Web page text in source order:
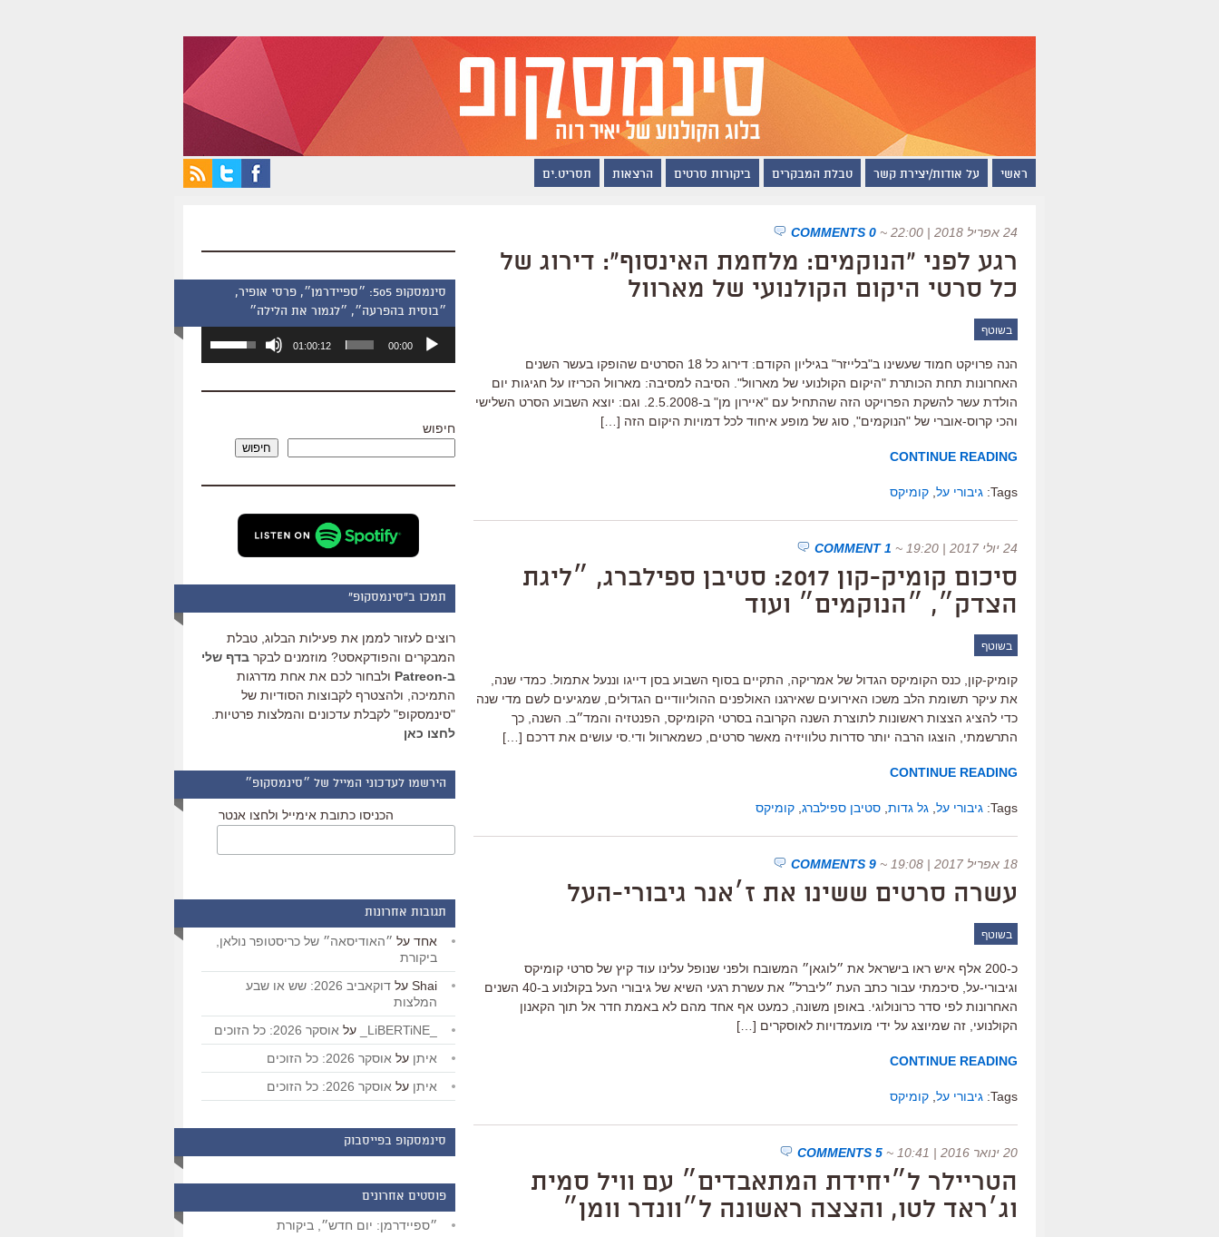
ראשי על אודות/יצירת קשר טבלת המבקרים ביקורות סרטים הרצאות תסריט.ים
24 אפריל 2018 | 22:00 ~
0 COMMENTS
רגע לפני "הנוקמים: מלחמת האינסוף": דירוג של
כל סרטי היקום הקולנועי של מארוול
בשוטף
הנה פרויקט חמוד שעשינו ב"בלייזר" בגיליון הקודם: דירוג כל 18 הסרטים שהופקו בעשר השנים
האחרונות תחת הכותרת "היקום הקולנועי של מארוול". הסיבה למסיבה: מארוול הכריזו על חגיגות יום
הולדת עשר להשקת הפרויקט הזה שהתחיל עם "איירון מן" ב-2.5.2008. וגם: יוצא השבוע הסרט השלישי
והכי קרוס-אוברי של "הנוקמים", סוג של מופע איחוד לכל דמויות היקום הזה […]
CONTINUE READING
Tags: גיבורי על קומיקס
24 יולי 2017 | 19:20 ~
1 COMMENT
סיכום קומיק-קון 2017: סטיבן ספילברג, ״ליגת
הצדק״, ״הנוקמים״ ועוד
בשוטף
קומיק-קון, כנס הקומיקס הגדול של אמריקה, התקיים בסוף השבוע בסן דייגו וננעל אתמול. כמדי שנה,
את עיקר תשומת הלב משכו האירועים שאירגנו האולפנים ההוליוודיים הגדולים, שמגיעים לשם מדי שנה
כדי להציג הצצות ראשונות לתוצרת השנה הקרובה בסרטי הקומיקס, הפנטזיה והמד״ב. השנה, כך
התרשמתי, הוצגו הרבה יותר סדרות טלוויזיה מאשר סרטים, כשמארוול ודי.סי עושים את דרכם […]
CONTINUE READING
Tags: גיבורי על גל גדות סטיבן ספילברג קומיקס
18 אפריל 2017 | 19:08 ~
9 COMMENTS
עשרה סרטים ששינו את ז׳אנר גיבורי-העל
בשוטף
כ-200 אלף איש ראו בישראל את ״לוגאן״ המשובח ולפני שנופל עלינו עוד קיץ של סרטי קומיקס
וגיבורי-על, סיכמתי עבור כתב העת ״ליברל״ את עשרת רגעי השיא של גיבורי העל בקולנוע ב-40 השנים
האחרונות לפי סדר כרונולוגי. באופן משונה, כמעט אף אחד מהם לא באמת חדר אל תוך הקאנון
הקולנועי, זה שמיוצג על ידי מועמדויות לאוסקרים […]
CONTINUE READING
Tags: גיבורי על קומיקס
20 ינואר 2016 | 10:41 ~
5 COMMENTS
הטריילר ל״יחידת המתאבדים״ עם וויל סמית
וג׳ראד לטו, והצצה ראשונה ל״וונדר וומן״
סינמסקופ 505: ״ספיידרמן״, פרסי אופיר,
״בוסית בהפרעה״, ״לגמור את הלילה״
אודיו
00:00
01:00:12
השתמש
כדי
שמע.
חיפוש
חיפוש
תמכו ב"סינמסקופ"
רוצים לעזור לממן את פעילות הבלוג, טבלת
המבקרים והפודקאסט? מוזמנים לבקר בדף שלי
ב-Patreon
ולבחור לכם את אחת מדרגות
התמיכה, ולהצטרף לקבוצות הסודיות של
"סינמסקופ" לקבלת עדכונים והמלצות פרטיות.
לחצו כאן
הירשמו לעדכוני המייל של ״סינמסקופ״
הכניסו כתובת אימייל ולחצו אנטר
תגובות אחרונות
אחד על ״האודיסאה״ של כריסטופר נולאן,
ביקורת
Shai על
דוקאביב 2026: שש או שבע
המלצות
על אוסקר 2026: כל הזוכים
איתן על אוסקר 2026: כל הזוכים
איתן על אוסקר 2026: כל הזוכים
סינמסקופ בפייסבוק
פוסטים אחרונים
״ספיידרמן: יום חדש״, ביקורת